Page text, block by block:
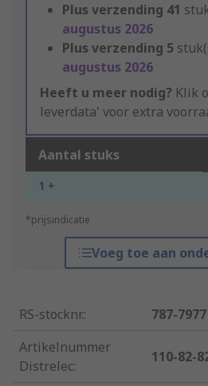
Plus verzending 41
augustus 2026
Plus verzending 5
augustus 2026
Heeft u meer nodig? Klik
leverdata' voor extra
Aantal stuks
1 +
*prijsindicatie
Voeg toe aan
RS-stocknr.:
787-7977
Artikelnummer
Distrelec:
110-82-